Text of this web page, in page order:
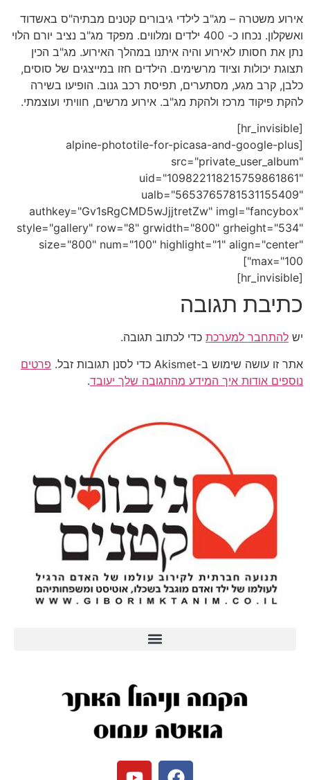
אירוע משטרה – מג"ב לילדי גיבורים קטנים מבתיה"ס באשדוד
ואשקלון. נכחו כ- 400 ילדים ומלווים. מפקד מג"ב נציב יורם הלוי
נתן את חסותו לאירוע והיה איתנו במהלך האירוע. מג"ב הכין
תצוגת יכולות וציוד מרשימים. הילדים חזו במייצגים של סוסים,
כלבן, קרב מגע, מסתערים, תפיסת רכב גנוב. הופיעו בשירה
להקת פיקוד מרכז ולהקת מג"ב. אירוע מרשים, חוויתי ועוצמתי.
[hr_invisible]
[alpine-phototile-for-picasa-and-google-plus
src="private_user_album"
uid="109822118215759861861"
ualb="5653765781531155409"
authkey="Gv1sRgCMD5wJjjtretZw" imgl="fancybox"
style="gallery" row="8" grwidth="800" grheight="534"
size="800" num="100" highlight="1" align="center"
max="100"]
[hr_invisible]
כתיבת תגובה
יש להתחבר למערכת כדי לכתוב תגובה.
אתר זו עושה שימוש ב-Akismet כדי לסנן תגובות זבל.
פרטים
נוספים אודות איך המידע מהתגובה שלך יעובד.